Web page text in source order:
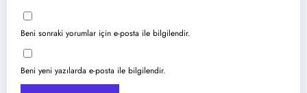
Beni sonraki yorumlar için e-posta ile bilgilendir.
Beni yeni yazılarda e-posta ile bilgilendir.